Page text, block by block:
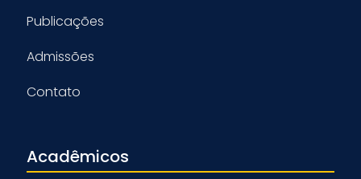
Publicações
Admissões
Contato
Acadêmicos